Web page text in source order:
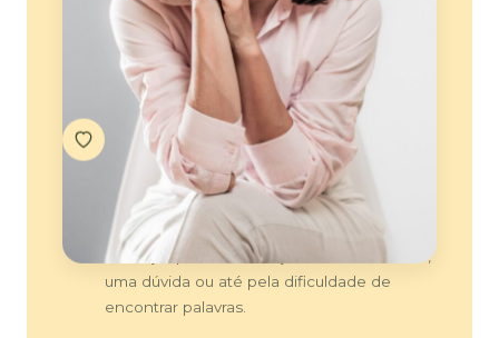
Um espaço para começar de onde
você está
Você não precisa chegar sabendo
exatamente o que dizer, nem organizar
tudo antes da sessão. O atendimento pode
começar por uma situação, um sentimento,
uma dúvida ou até pela dificuldade de
encontrar palavras.